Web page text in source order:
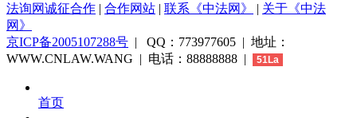
法询网诚征合作 | 合作网站 | 联系《中法网》 | 关于《中法
网》
京ICP备2005107288号 | QQ：773977605 | 地址：
WWW.CNLAW.WANG | 电话：88888888 |
51La
首页